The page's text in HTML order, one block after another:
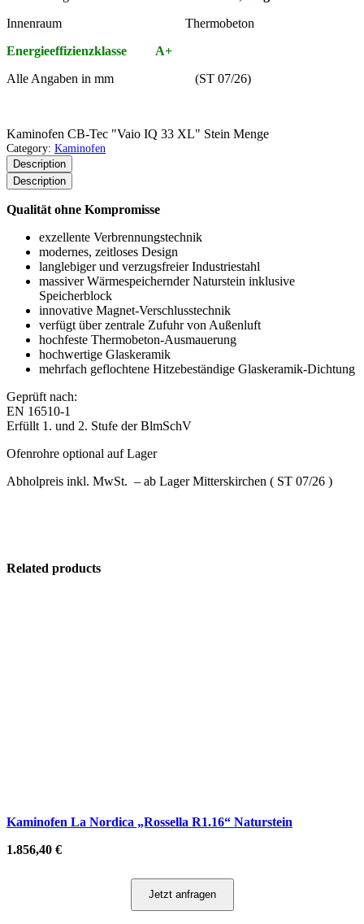
Innenraum Thermobeton
Energieeffizienzklasse A+
Alle Angaben in mm (ST 07/26)
Kaminofen CB-Tec "Vaio IQ 33 XL" Stein Menge
Category: Kaminofen
Description
Description
Qualität ohne Kompromisse
exzellente Verbrennungstechnik
modernes, zeitloses Design
langlebiger und verzugsfreier Industriestahl
massiver Wärmespeichernder Naturstein inklusive
Speicherblock
innovative Magnet-Verschlusstechnik
verfügt über zentrale Zufuhr von Außenluft
hochfeste Thermobeton-Ausmauerung
hochwertige Glaskeramik
mehrfach geflochtene Hitzebeständige Glaskeramik-Dichtung
Geprüft nach:
EN 16510-1
Erfüllt 1. und 2. Stufe der BlmSchV
Ofenrohre optional auf Lager
Abholpreis inkl. MwSt. – ab Lager Mitterskirchen ( ST 07/26 )
Related products
Kaminofen La Nordica „Rossella R1.16“ Naturstein
1.856,40 €
Jetzt anfragen